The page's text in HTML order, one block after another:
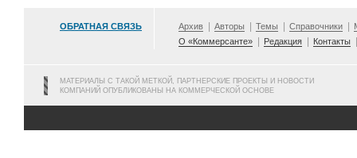
ОБРАТНАЯ СВЯЗЬ Архив Авторы Темы Справочники
О «Коммерсанте»
Редакция Контакты
МАТЕРИАЛЫ С ТАКОЙ МЕТКОЙ, ПАРТНЕРСКИЕ ПРОЕКТЫ И НОВОСТИ
КОМПАНИЙ ОПУБЛИКОВАНЫ НА КОММЕРЧЕСКОЙ ОСНОВЕ